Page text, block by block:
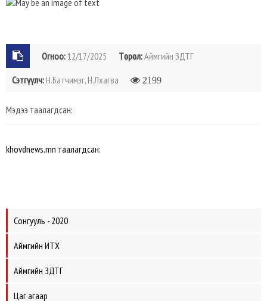
Огноо:12/17/2025 Төрөл:Аймгийн ЗДТГ
Сэтгүүлч: Н.Батчимэг, Н.Лхагва 2199
Мэдээ таалагдсан:
khovdnews.mn таалагдсан:
Сонгууль - 2020
Аймгийн ИТХ
Аймгийн ЗДТГ
Цаг агаар